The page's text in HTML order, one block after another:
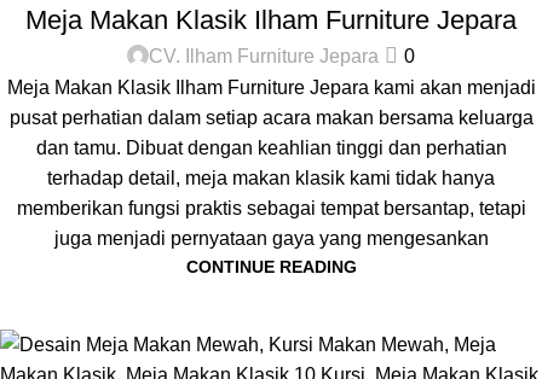
Meja Makan Klasik Ilham Furniture Jepara
CV. Ilham Furniture Jepara
0
Meja Makan Klasik Ilham Furniture Jepara kami akan menjadi
pusat perhatian dalam setiap acara makan bersama keluarga
dan tamu. Dibuat dengan keahlian tinggi dan perhatian
terhadap detail, meja makan klasik kami tidak hanya
memberikan fungsi praktis sebagai tempat bersantap, tetapi
juga menjadi pernyataan gaya yang mengesankan
CONTINUE READING